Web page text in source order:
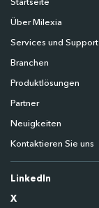
Startseite
Über Milexia
Services und Support
Branchen
Produktlösungen
Partner
Neuigkeiten
Kontaktieren Sie uns
LinkedIn
X